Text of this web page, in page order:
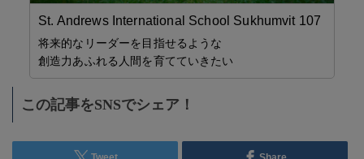
St. Andrews International School Sukhumvit 107
将来的なリーダーを目指せるような
創造力あふれる人間を育てていきたい
この記事をSNSでシェア！